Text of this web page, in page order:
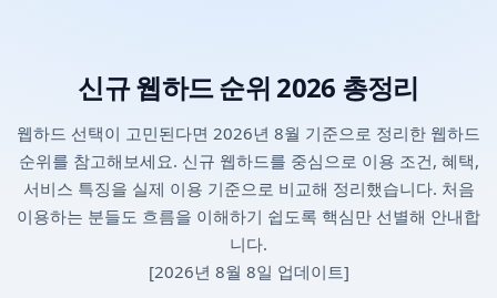
신규 웹하드 순위 2026 총정리
웹하드 선택이 고민된다면 2026년 8월 기준으로 정리한 웹하드
순위를 참고해보세요. 신규 웹하드를 중심으로 이용 조건, 혜택,
서비스 특징을 실제 이용 기준으로 비교해 정리했습니다. 처음
이용하는 분들도 흐름을 이해하기 쉽도록 핵심만 선별해 안내합
니다.
[2026년 8월 8일 업데이트]